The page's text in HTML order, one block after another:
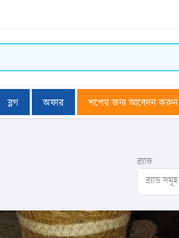
ব্লগ অফার শপের জন্য আবেদন করুন
ব্র্যান্ড
ব্র্যান্ড সমূহ